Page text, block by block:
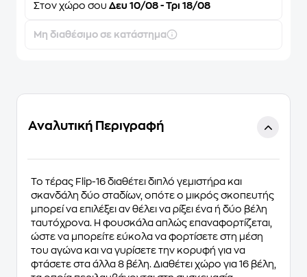
Στον χώρο σου Δευ 10/08 - Τρι 18/08
Μη διαθέσιμο σε κατάστημα
Αναλυτική Περιγραφή
Το τέρας Flip-16 διαθέτει διπλό γεμιστήρα και
σκανδάλη δύο σταδίων, οπότε ο μικρός σκοπευτής
μπορεί να επιλέξει αν θέλει να ρίξει ένα ή δύο βέλη
ταυτόχρονα. Η φουσκάλα απλώς επαναφορτίζεται,
ώστε να μπορείτε εύκολα να φορτίσετε στη μέση
του αγώνα και να γυρίσετε την κορυφή για να
φτάσετε στα άλλα 8 βέλη. Διαθέτει χώρο για 16 βέλη,